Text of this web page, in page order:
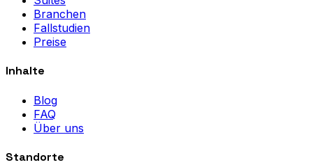
Branchen
Fallstudien
Preise
Inhalte
Blog
FAQ
Über uns
Standorte